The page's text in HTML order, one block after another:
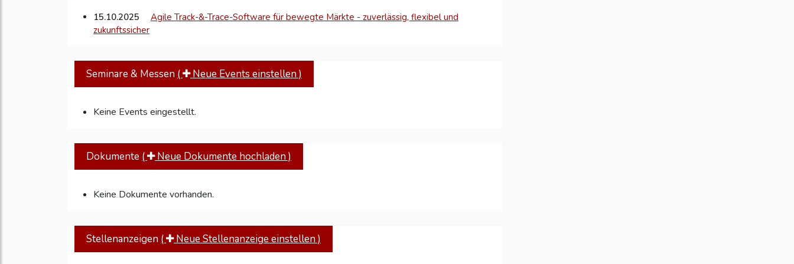
15.10.2025
Agile Track-&-Trace-Software für bewegte Märkte - zuverlässig, flexibel und
zukunftssicher
Seminare & Messen ( Neue Events einstellen )
Keine Events eingestellt.
Dokumente ( Neue Dokumente hochladen )
Keine Dokumente vorhanden.
Stellenanzeigen ( Neue Stellenanzeige einstellen )